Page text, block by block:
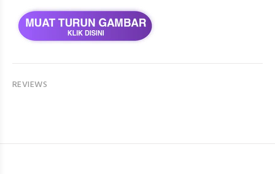
REVIEWS